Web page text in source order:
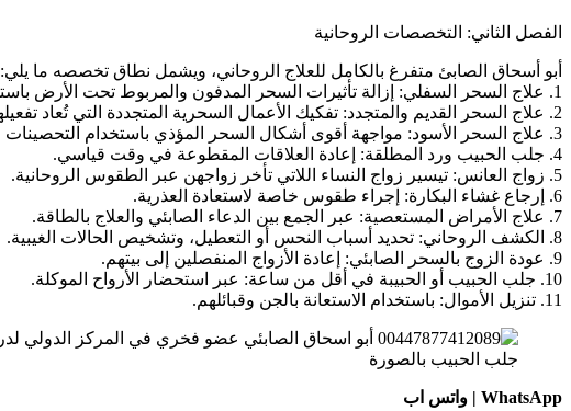
الفصل الثاني: التخصصات الروحانية
أبو أسحاق الصابئ متفرغ بالكامل للعلاج الروحاني، ويشمل نطاق تخصصه ما يلي:
1. علاج السحر السفلي: إزالة تأثيرات السحر المدفون والمربوط تحت الأرض باستخدام الطقوس الصابئية.
2. علاج السحر القديم والمتجدد: تفكيك الأعمال السحرية المتجددة التي تُعاد تفعيلها دوريًا.
3. علاج السحر الأسود: مواجهة أقوى أشكال السحر المؤذي باستخدام التحصينات الروحية.
4. جلب الحبيب ورد المطلقة: إعادة العلاقات المقطوعة في وقت قياسي.
5. زواج العانس: تيسير زواج النساء اللاتي تأخر زواجهن عبر الطقوس الروحانية.
6. إرجاع غشاء البكارة: إجراء طقوس خاصة لاستعادة العذرية.
7. علاج الأمراض المستعصية: عبر الجمع بين الدعاء الصابئي والعلاج بالطاقة.
8. الكشف الروحاني: تحديد أسباب النحس أو التعطيل، وتشخيص الحالات الغيبية.
9. عودة الزوج بالسحر الصابئي: إعادة الأزواج المنفصلين إلى بيتهم.
10. جلب الحبيب أو الحبيبة في أقل من ساعة: عبر استحضار الأرواح الموكلة.
11. تنزيل الأموال: باستخدام الاستعانة بالجن وقبائلهم.
جلب الحبيب بالصورة
WhatsApp | واتس اب